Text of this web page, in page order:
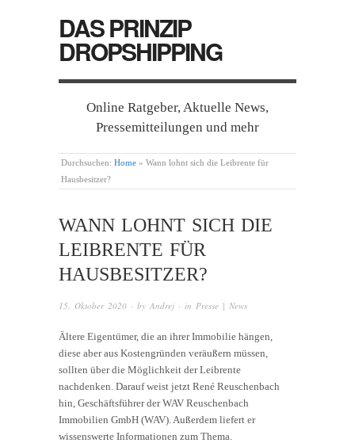
DAS PRINZIP
DROPSHIPPING
Online Ratgeber, Aktuelle News,
Pressemitteilungen und mehr
Durchsuchen: Home » Wann lohnt sich die Leibrente für
Hausbesitzer?
WANN LOHNT SICH DIE
LEIBRENTE FÜR
HAUSBESITZER?
15. Oktober 2020 · by Andrej · in Presse | News
Ältere Eigentümer, die an ihrer Immobilie hängen,
diese aber aus Kostengründen veräußern müssen,
sollten über die Möglichkeit der Leibrente
nachdenken. Darauf weist jetzt René Reuschenbach
hin, Geschäftsführer der WAV Reuschenbach
Immobilien GmbH (WAV). Außerdem liefert er
wissenswerte Informationen zum Thema.